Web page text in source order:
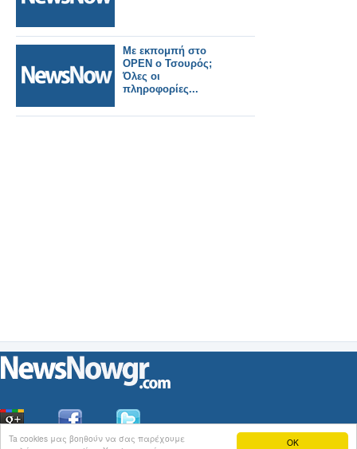
OK
Ta cookies μας βοηθούν να σας παρέχουμε
Με εκπομπή στο
OPEN ο Τσουρός;
Όλες οι
πληροφορίες...